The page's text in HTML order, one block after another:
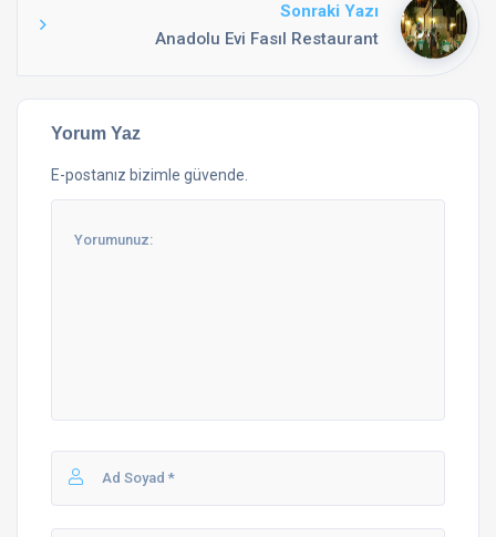
Sonraki Yazı
Anadolu Evi Fasıl Restaurant
Yorum Yaz
E-postanız bizimle güvende.